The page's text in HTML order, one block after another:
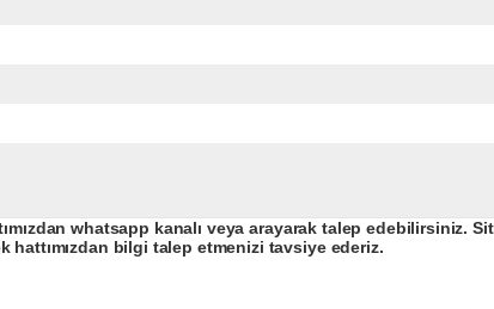
whatsapp kanalı veya arayarak talep edebilirsiniz.
hattımızdan bilgi talep etmenizi tavsiye ederiz.